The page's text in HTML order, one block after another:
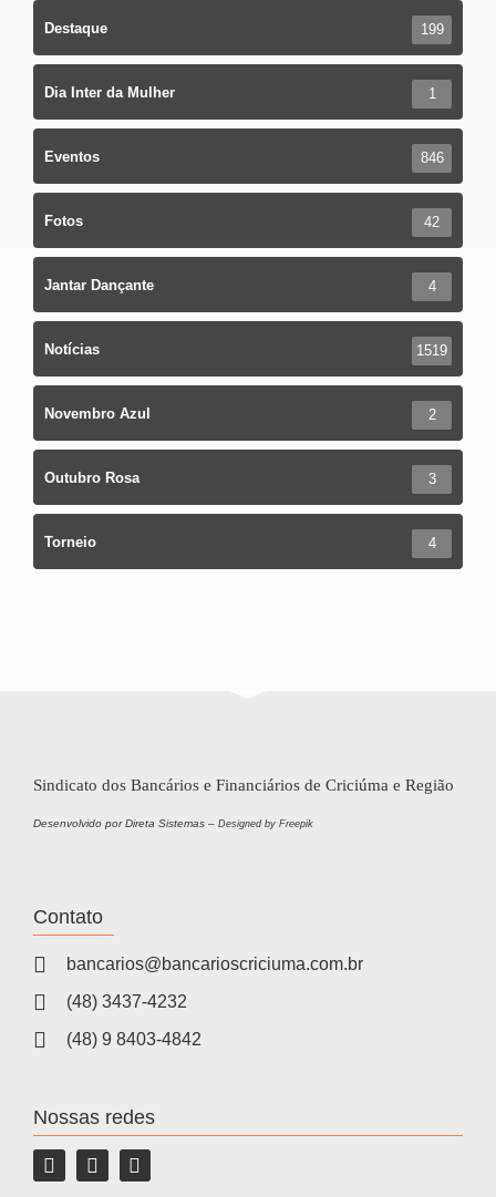
Destaque 199
Dia Inter da Mulher 1
Eventos 846
Fotos 42
Jantar Dançante 4
Notícias 1519
Novembro Azul 2
Outubro Rosa 3
Torneio 4
Sindicato dos Bancários e Financiários de Criciúma e Região
Desenvolvido por Direta Sistemas – Designed by Freepik
Contato
bancarios@bancarioscriciuma.com.br
(48) 3437-4232
(48) 9 8403-4842
Nossas redes